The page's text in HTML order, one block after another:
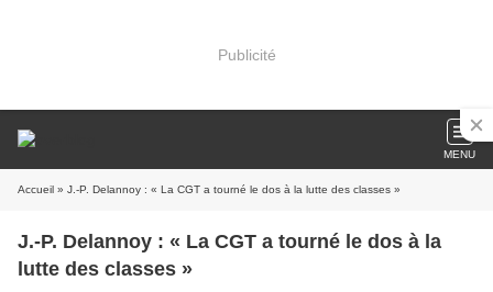
Publicité
MENU
Accueil » J.-P. Delannoy : « La CGT a tourné le dos à la lutte des classes »
J.-P. Delannoy : « La CGT a tourné le dos à la
lutte des classes »